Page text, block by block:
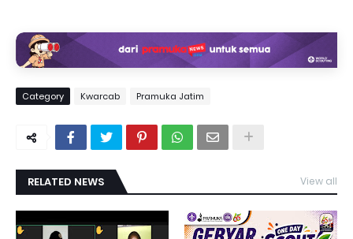
Category Kwarcab Pramuka Jatim
RELATED NEWS View all